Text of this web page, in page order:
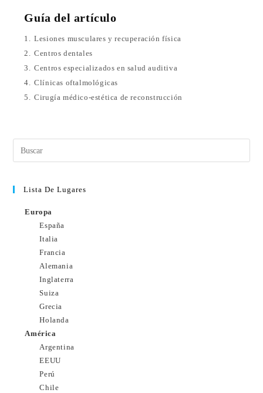
Guía del artículo
1. Lesiones musculares y recuperación física
2. Centros dentales
3. Centros especializados en salud auditiva
4. Clínicas oftalmológicas
5. Cirugía médico-estética de reconstrucción
Lista De Lugares
Europa
España
Italia
Francia
Alemania
Inglaterra
Suiza
Grecia
Holanda
América
Argentina
EEUU
Perú
Chile